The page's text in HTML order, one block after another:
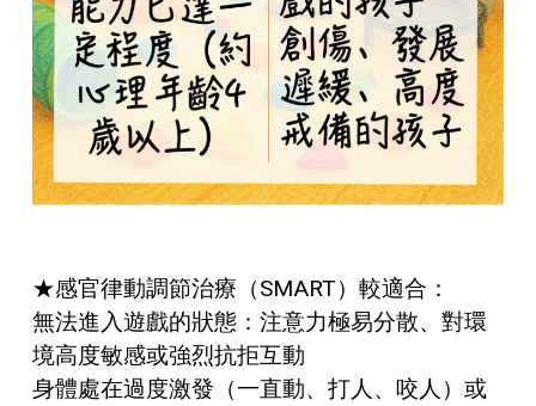
★感官律動調節治療（SMART）較適合：
無法進入遊戲的狀態：注意力極易分散、對環
境高度敏感或強烈抗拒互動
身體處在過度激發（一直動、打人、咬人）或